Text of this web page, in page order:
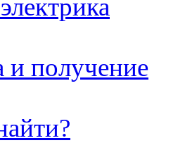
и получение